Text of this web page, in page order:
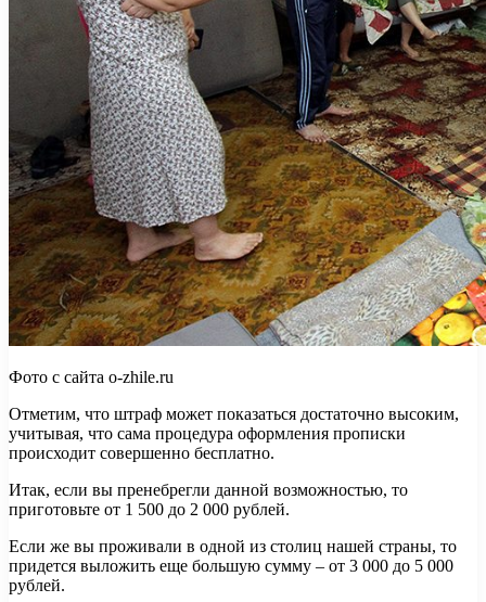
Фото с сайта o-zhile.ru
Отметим, что штраф может показаться достаточно высоким,
учитывая, что сама процедура оформления прописки
происходит совершенно бесплатно.
Итак, если вы пренебрегли данной возможностью, то
приготовьте от 1 500 до 2 000 рублей.
Если же вы проживали в одной из столиц нашей страны, то
придется выложить еще большую сумму – от 3 000 до 5 000
рублей.